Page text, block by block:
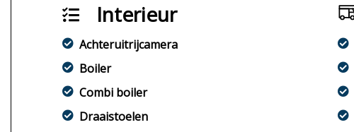
Interieur
Achteruitrijcamera
Boiler
Combi boiler
Draaistoelen